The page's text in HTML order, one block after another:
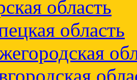
область
область